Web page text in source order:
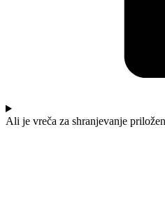
Ali je vreča za shranjevanje